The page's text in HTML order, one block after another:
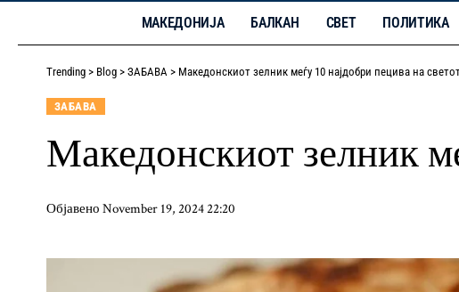
МАКЕДОНИЈА БАЛКАН СВЕТ ПОЛИТИКА
Trending > Blog > ЗАБАВА > Македонскиот зелник меѓу 10 најдобри пецива на
ЗАБАВА
Македонскиот зелник
Објавено November 19, 2024 22:20